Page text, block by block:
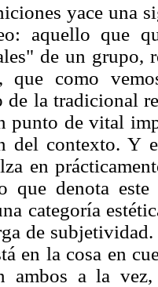
yace una
aquello que
de un grupo,
que como
de la tradicional
punto de vital
del contexto. Y
en
que denota
categoría
de
en la cosa en
ambos a la